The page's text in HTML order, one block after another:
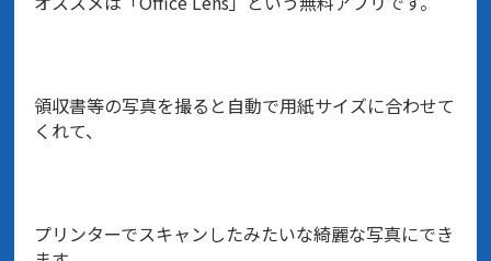
領収書等の写真を撮ると自動で用紙サイズに合わせて
くれて、
プリンターでスキャンしたみたいな綺麗な写真にでき